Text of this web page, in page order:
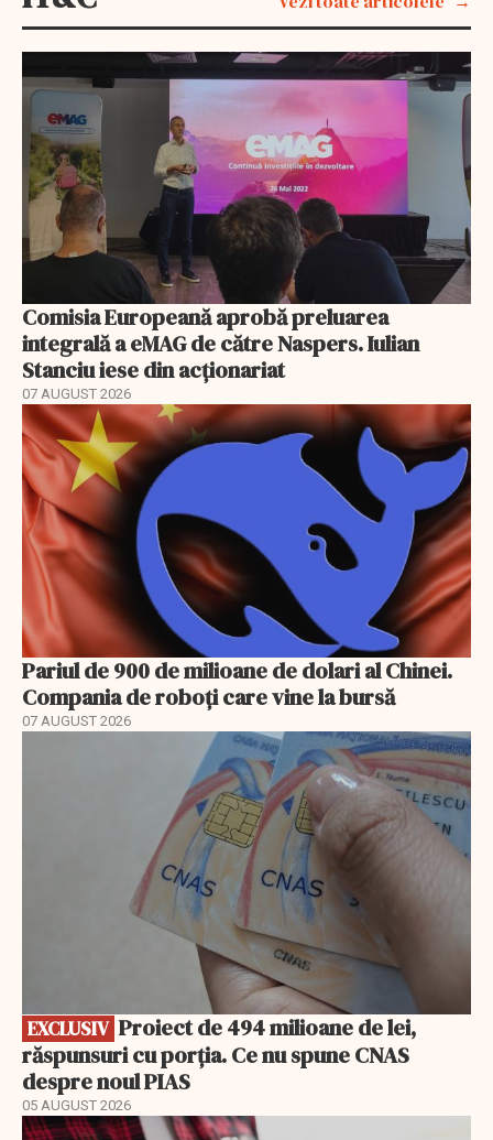
Comisia Europeană aprobă preluarea
integrală a eMAG de către Naspers. Iulian
Stanciu iese din acționariat
07 AUGUST 2026
Pariul de 900 de milioane de dolari al Chinei.
Compania de roboți care vine la bursă
07 AUGUST 2026
EXCLUSIV
răspunsuri cu porția. Ce nu spune CNAS
despre noul PIAS
05 AUGUST 2026